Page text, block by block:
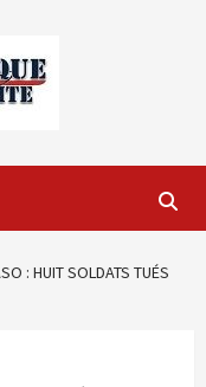
: HUIT SOLDATS TUÉS